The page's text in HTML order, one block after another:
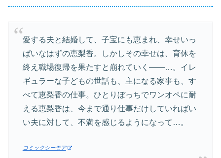
愛する夫と結婚して、子宝にも恵まれ、幸せいっ
ぱいなはずの恵梨香。しかしその幸せは、育休を
終え職場復帰を果たすと崩れていく――…。イレ
ギュラーな子どもの世話も、主になる家事も、す
べて恵梨香の仕事。ひとりぼっちでワンオペに耐
える恵梨香は、今まで通り仕事だけしていればい
い夫に対して、不満を感じるようになって…。
コミックシーモア